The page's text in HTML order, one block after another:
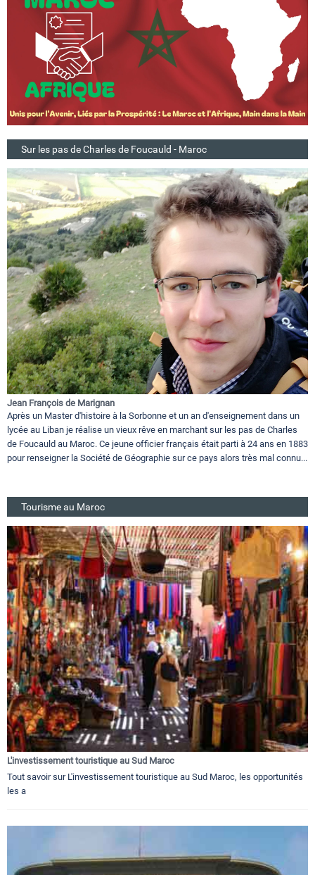
Sur les pas de Charles de Foucauld - Maroc
Jean François de Marignan
Après un Master d'histoire à la Sorbonne et un an d'enseignement dans un
lycée au Liban je réalise un vieux rêve en marchant sur les pas de Charles
de Foucauld au Maroc. Ce jeune officier français était parti à 24 ans en 1883
pour renseigner la Société de Géographie sur ce pays alors très mal connu...
Tourisme au Maroc
L'investissement touristique au Sud Maroc
Tout savoir sur L'investissement touristique au Sud Maroc, les opportunités
les a